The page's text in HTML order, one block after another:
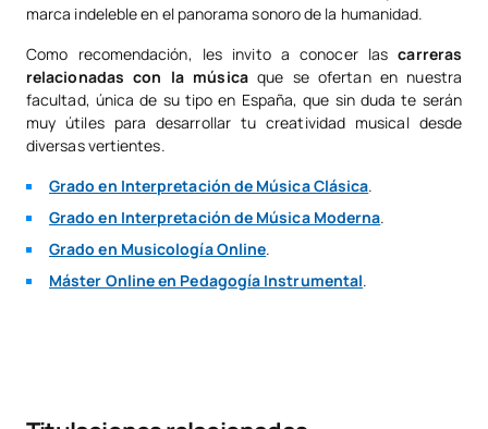
marca indeleble en el panorama sonoro de la humanidad.
Como recomendación, les invito a conocer lascarreras
relacionadas con la músicaque se ofertan en nuestra
facultad, única de su tipo en España, que sin duda te serán
muy útiles para desarrollar tu creatividad musical desde
diversas vertientes.
Grado en Interpretación de Música Clásica.
Grado en Interpretación de Música Moderna.
Grado en Musicología Online.
Máster Online en Pedagogía Instrumental.